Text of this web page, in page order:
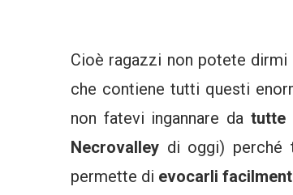
Cioè ragazzi non potete
che contiene tutti questi
non fatevi ingannare da tutte
Necrovalley di oggi) perché
permette di evocarli